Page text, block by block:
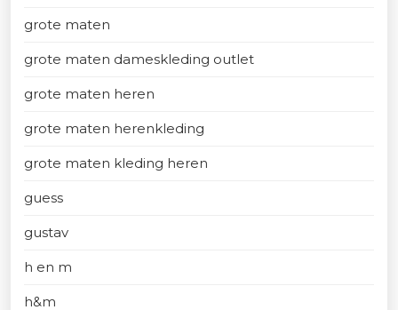
grote maten
grote maten dameskleding outlet
grote maten heren
grote maten herenkleding
grote maten kleding heren
guess
gustav
h en m
h&m